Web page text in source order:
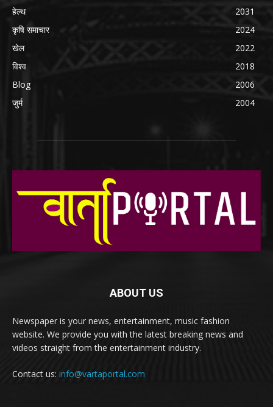
हेल्थ
2031
कृषि समाचार
2024
खेल
2022
विश्व
2018
Blog
2006
जुर्म
2004
ABOUT US
Newspaper is your news, entertainment, music fashion
website. We provide you with the latest breaking news and
videos straight from the entertainment industry.
Contact us: info@vartaportal.com